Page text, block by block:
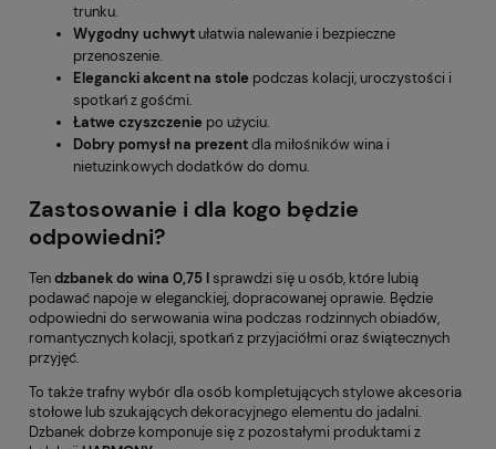
trunku.
Wygodny uchwytułatwia nalewanie i bezpieczne
przenoszenie.
Elegancki akcent na stole podczas kolacji, uroczystości i
spotkań z gośćmi.
Łatwe czyszczenie po użyciu.
Dobry pomysł na prezentdla miłośników wina i
nietuzinkowych dodatków do domu.
Zastosowanie i dla kogo będzie
odpowiedni?
Tendzbanek do wina 0,75 lsprawdzi się u osób, które lubią
podawać napoje w eleganckiej, dopracowanej oprawie. Będzie
odpowiedni do serwowania wina podczas rodzinnych obiadów,
romantycznych kolacji, spotkań z przyjaciółmi oraz świątecznych
przyjęć.
To także trafny wybór dla osób kompletujących stylowe akcesoria
stołowe lub szukających dekoracyjnego elementu do jadalni.
Dzbanek dobrze komponuje się z pozostałymi produktami z